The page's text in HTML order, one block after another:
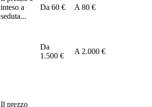
inteso a
seduta...
Da 60 € A 80 €
Da
1.500 €
A 2.000 €
Il prezzo